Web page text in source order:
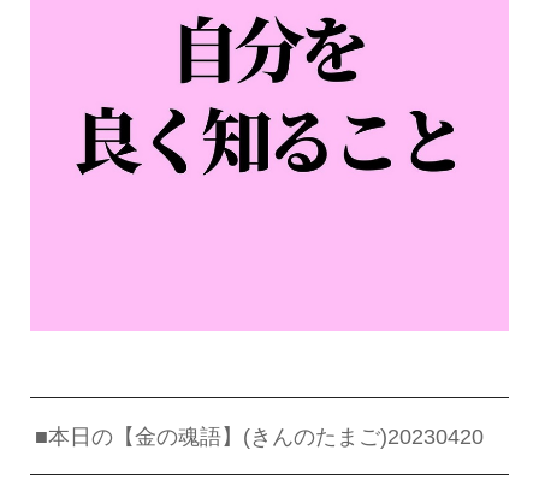
■本日の【金の魂語】(きんのたまご)20230420